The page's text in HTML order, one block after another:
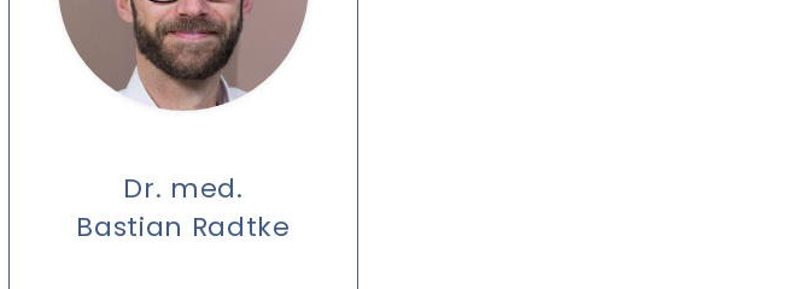
Dr. med.
Bastian Radtke